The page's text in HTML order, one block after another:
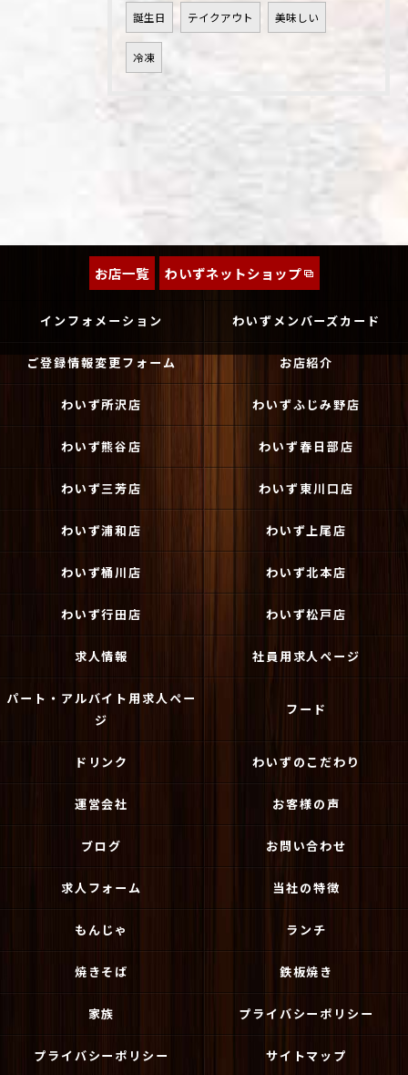
誕生日 テイクアウト 美味しい
冷凍
お店一覧 わいずネットショップ
インフォメーション わいずメンバーズカード
ご登録情報変更フォーム お店紹介
わいず所沢店 わいずふじみ野店
わいず熊谷店 わいず春日部店
わいず三芳店 わいず東川口店
わいず浦和店 わいず上尾店
わいず桶川店 わいず北本店
わいず行田店 わいず松戸店
求人情報 社員用求人ページ
パート・アルバイト用求人ペー
ジ
フード
ドリンク わいずのこだわり
運営会社 お客様の声
ブログ お問い合わせ
求人フォーム 当社の特徴
もんじゃ ランチ
焼きそば 鉄板焼き
家族 プライバシーポリシー
プライバシーポリシー サイトマップ